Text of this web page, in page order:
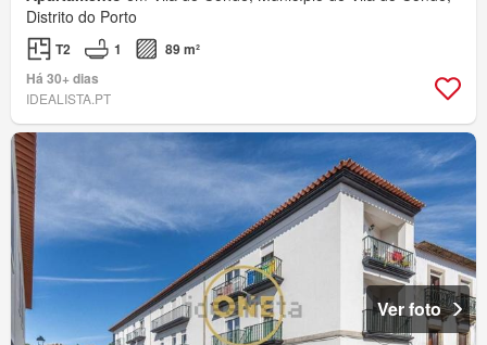
Distrito do Porto
T2 1
89 m²
Há 30+ dias
IDEALISTA.PT
Ver foto